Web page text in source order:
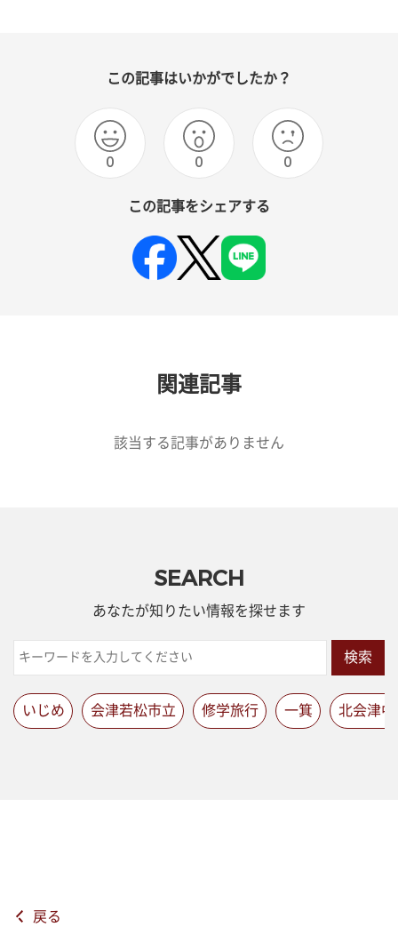
この記事はいかがでしたか？
0 0 0
この記事をシェアする
関連記事
該当する記事がありません
SEARCH
あなたが知りたい情報を探せます
検索
いじめ 会津若松市立 修学旅行 一箕 北会津中
戻る